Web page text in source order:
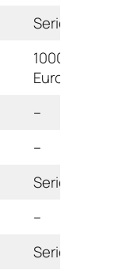
Serie
1000
Euro
–
–
Serie
–
Serie